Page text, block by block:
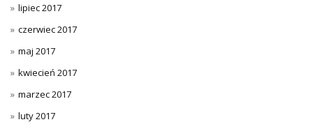
lipiec 2017
czerwiec 2017
maj 2017
kwiecień 2017
marzec 2017
luty 2017